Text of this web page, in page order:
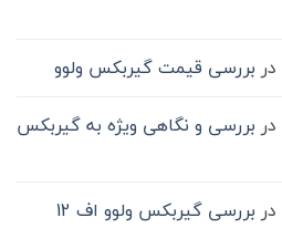
در بررسی قیمت گیربکس ولوو
در بررسی و نگاهی ویژه به گیربکس
در بررسی گیربکس ولوو اف 12